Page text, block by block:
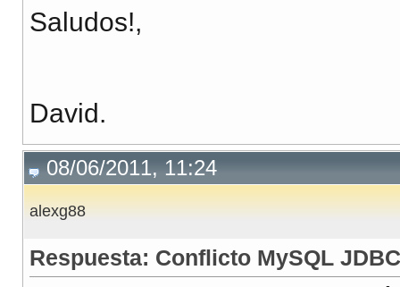
Saludos!,
David.
08/06/2011, 11:24
alexg88
Respuesta: Conflicto MySQL JDBC